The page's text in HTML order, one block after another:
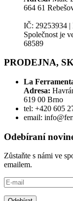
664 61
IČ: 29253934
Společnost je
68589
PRODEJNA,
La
Adresa:
619 00 Brno
tel: +420 605
email:
Odebíraní
Zůstaňte s námi ve
emailem.